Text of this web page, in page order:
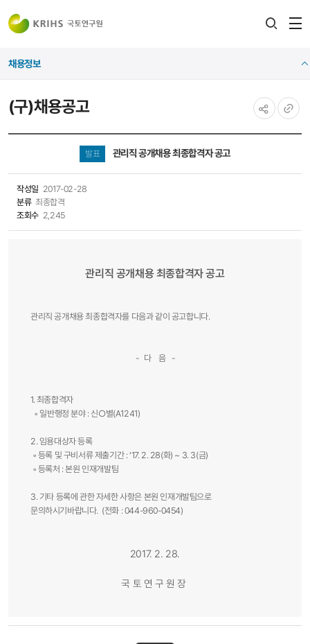
(구)채용공고
채용정보
발표 관리직 공개채용 최종합격자 공고
작성일 2017-02-28
분류 최종합격
조회수 2,245
관리직 공개채용 최종합격자 공고
관리직 공개채용 최종합격자를 다음과 같이 공고합니다.
- 다 음 -
1. 최종합격자
◦ 일반행정 분야 : 신○별(A1241)
2. 임용대상자 등록
◦ 등록 및 구비서류 제출기간 : ‘17. 2. 28(화) ~ 3. 3(금)
◦ 등록처 : 본원 인재개발팀
3. 기타 등록에 관한 자세한 사항은 본원 인재개발팀으로
문의하시기바랍니다. (전화 : 044-960-0454)
2017. 2. 28.
국 토 연 구 원 장 ​